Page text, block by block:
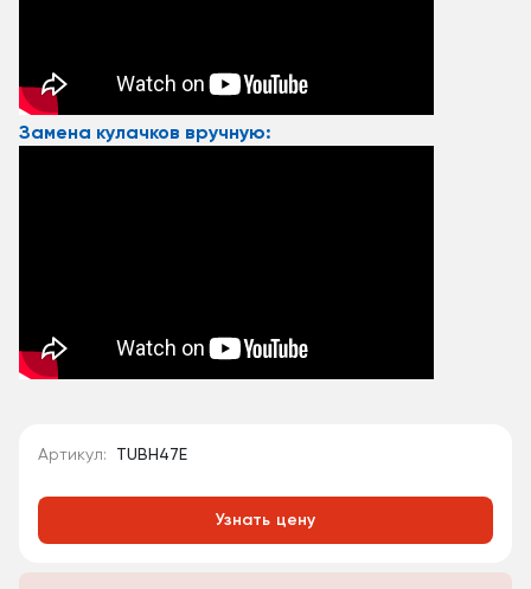
Замена кулачков вручную:
Артикул: TUBH47E
Узнать цену